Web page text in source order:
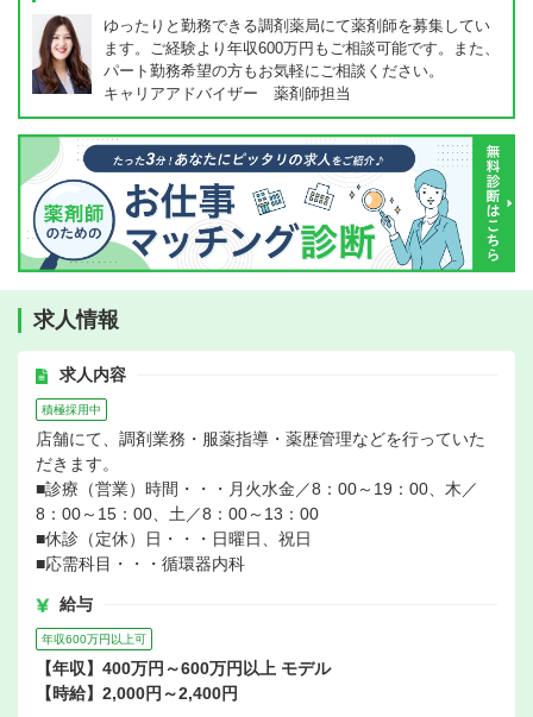
ゆったりと勤務できる調剤薬局にて薬剤師を募集してい
ます。ご経験より年収600万円もご相談可能です。また、
パート勤務希望の方もお気軽にご相談ください。
キャリアアドバイザー 薬剤師担当
求人情報
求人内容
積極採用中
店舗にて、調剤業務・服薬指導・薬歴管理などを行っていた
だきます。
■診療（営業）時間・・・月火水金／8：00～19：00、木／
8：00～15：00、土／8：00～13：00
■休診（定休）日・・・日曜日、祝日
■応需科目・・・循環器内科
給与
年収600万円以上可
【年収】400万円～600万円以上 モデル
【時給】2,000円～2,400円